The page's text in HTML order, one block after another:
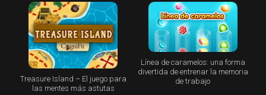
Treasure Island – El juego para
las mentes más astutas
Línea de caramelos: una forma
divertida de entrenar la memoria
de trabajo